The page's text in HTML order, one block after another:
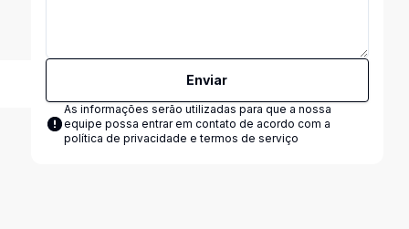
Enviar
As informações serão utilizadas para que a nossa
equipe possa entrar em contato de acordo com a
política de privacidade e termos de serviço